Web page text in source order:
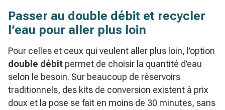
Passer au double débit et recycler
l’eau pour aller plus loin
Pour celles et ceux qui veulent aller plus loin, l’option
double débit permet de choisir la quantité d’eau
selon le besoin. Sur beaucoup de réservoirs
traditionnels, des kits de conversion existent à prix
doux et la pose se fait en moins de 30 minutes, sans